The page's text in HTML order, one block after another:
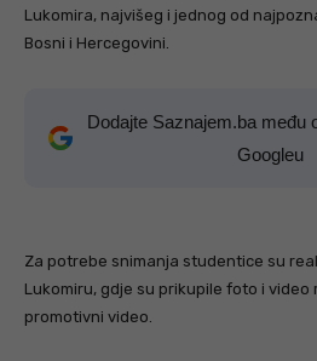
Lukomira, najvišeg i jednog od
Bosni i Hercegovini.
Dodajte Saznajem.ba među
Googleu
Za potrebe snimanja studentice su
Lukomiru, gdje su prikupile foto i video
promotivni video.